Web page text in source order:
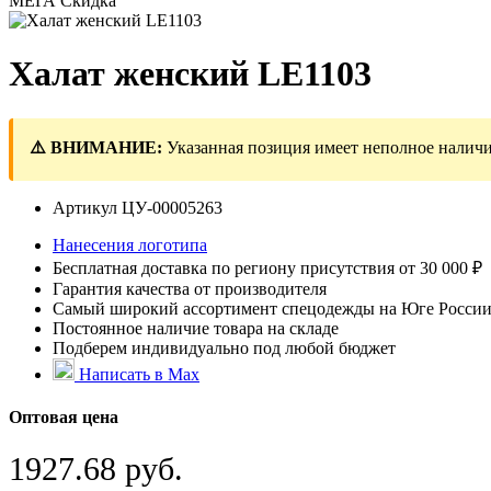
Халат женский LЕ1103
⚠️ ВНИМАНИЕ: Указанная позиция имеет неполное
Артикул ЦУ-00005263
Нанесения логотипа
Бесплатная доставка по региону присутствия от 30 000 ₽
Гарантия качества от производителя
Самый широкий ассортимент спецодежды на Юге России
Постоянное наличие товара на складе
Подберем индивидуально под любой бюджет
Написать в Max
Оптовая цена
1927.68 руб.